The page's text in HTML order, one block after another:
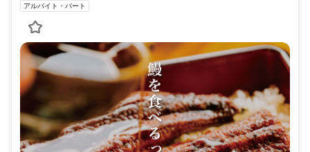
アルバイト・パート